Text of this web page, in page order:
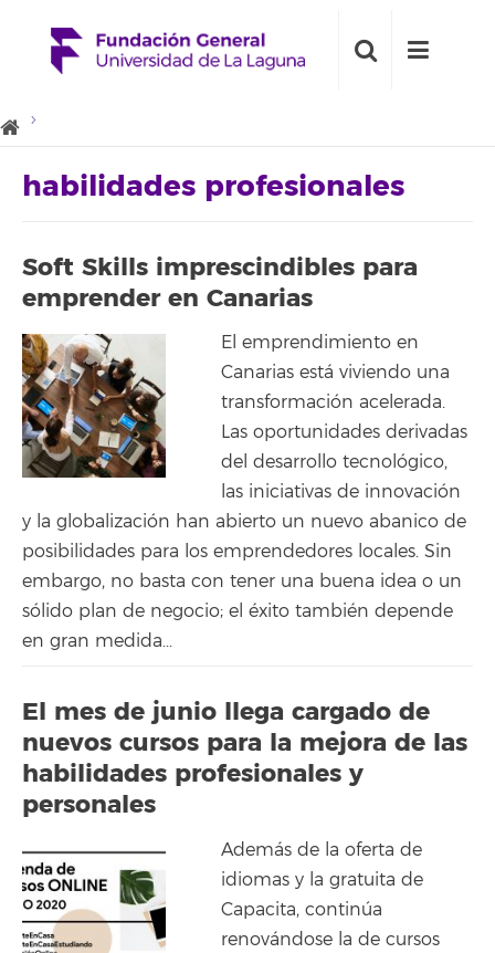
habilidades profesionales
Soft Skills imprescindibles para
emprender en Canarias
El emprendimiento en
Canarias está viviendo una
transformación acelerada.
Las oportunidades derivadas
del desarrollo tecnológico,
las iniciativas de innovación
y la globalización han abierto un nuevo abanico de
posibilidades para los emprendedores locales. Sin
embargo, no basta con tener una buena idea o un
sólido plan de negocio; el éxito también depende
en gran medida...
El mes de junio llega cargado de
nuevos cursos para la mejora de las
habilidades profesionales y
personales
Además de la oferta de
idiomas y la gratuita de
Capacita, continúa
renovándose la de cursos